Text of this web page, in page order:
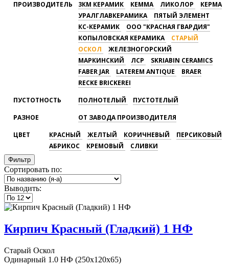
ПРОИЗВОДИТЕЛЬ
3КМ КЕРАМИК КЕММА ЛИКОЛОР
КЕРМА
УРАЛГЛАВКЕРАМИКА
ПЯТЫЙ ЭЛЕМЕНТ
КС-КЕРАМИК
ООО "КРАСНАЯ ГВАРДИЯ"
КОПЫЛОВСКАЯ КЕРАМИКА
СТАРЫЙ
ОСКОЛ
ЖЕЛЕЗНОГОРСКИЙ
МАРКИНСКИЙ
ЛСР
SKRIABIN CERAMICS
FABER JAR
LATEREM ANTIQUE
BRAER
RECKE BRICKEREI
ПУСТОТНОСТЬ
ПОЛНОТЕЛЫЙ
ПУСТОТЕЛЫЙ
РАЗНОЕ
ОТ ЗАВОДА ПРОИЗВОДИТЕЛЯ
ЦВЕТ
КРАСНЫЙ ЖЕЛТЫЙ КОРИЧНЕВЫЙ
ПЕРСИКОВЫЙ
АБРИКОС
КРЕМОВЫЙ СЛИВКИ
Фильтр
Сортировать по:
Выводить:
Кирпич Красный (Гладкий) 1 НФ
Старый Оскол
Одинарный 1.0 НФ (250x120x65)